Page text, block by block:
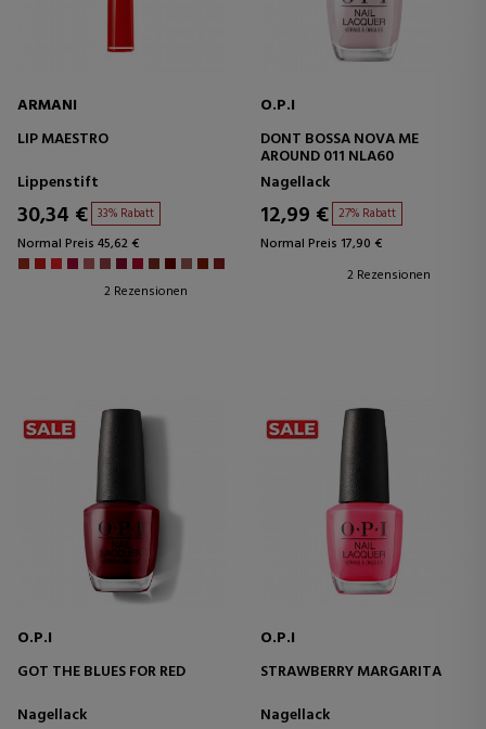
ARMANI
LIP MAESTRO
Lippenstift
30,34 € 33% Rabatt
Normal Preis 45,62 €
2 Rezensionen
O.P.I
DONT BOSSA NOVA ME
AROUND 011 NLA60
Nagellack
12,99 € 27% Rabatt
Normal Preis 17,90 €
2 Rezensionen
O.P.I
GOT THE BLUES FOR RED
Nagellack
O.P.I
STRAWBERRY MARGARITA
Nagellack